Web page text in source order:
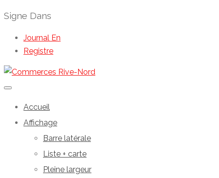
Signe Dans
Journal En
Registre
Accueil
Affichage
Barre latérale
Liste + carte
Pleine largeur